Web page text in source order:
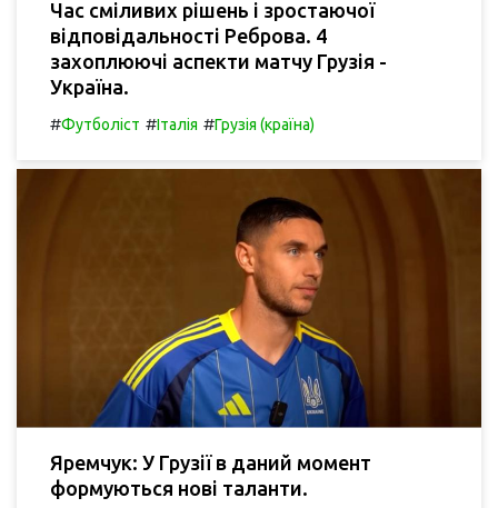
Час сміливих рішень і зростаючої
відповідальності Реброва. 4
захоплюючі аспекти матчу Грузія -
Україна.
#Футболіст #Італія #Грузія (країна)
Яремчук: У Грузії в даний момент
формуються нові таланти.